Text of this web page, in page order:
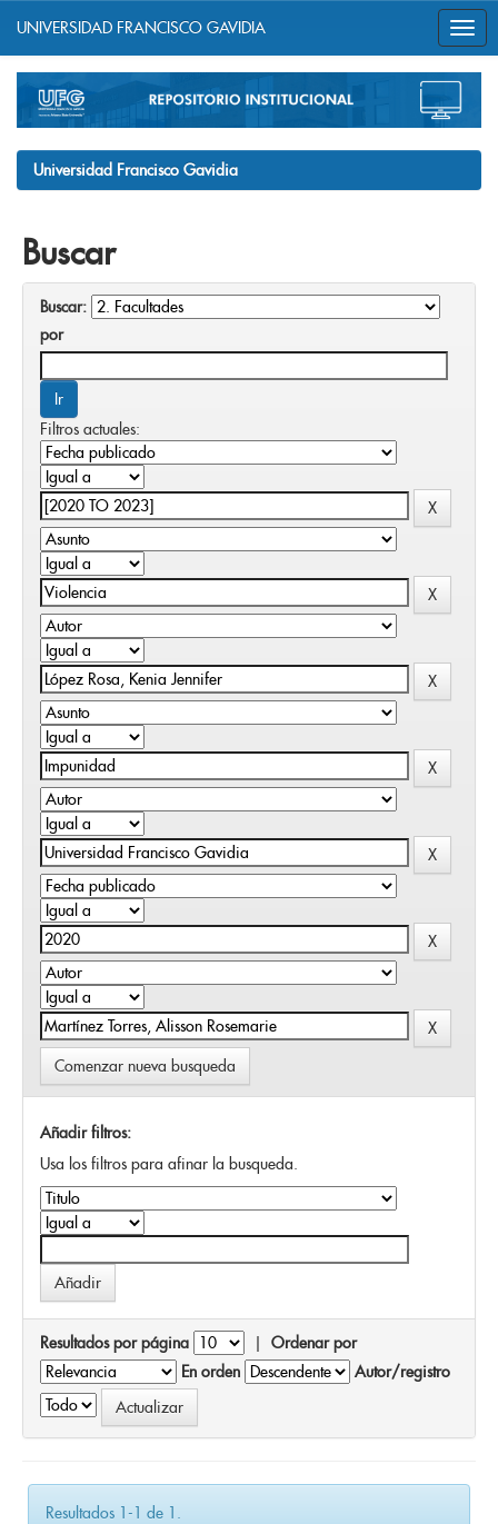
navigation
UNIVERSIDAD FRANCISCO GAVIDIA
Universidad Francisco Gavidia
Buscar
Buscar:
por
Filtros actuales:
Comenzar nueva busqueda
Añadir filtros:
Usa los filtros para afinar la busqueda.
Resultados por página | Ordenar por
En orden
Autor/registro
Resultados 1-1 de 1.